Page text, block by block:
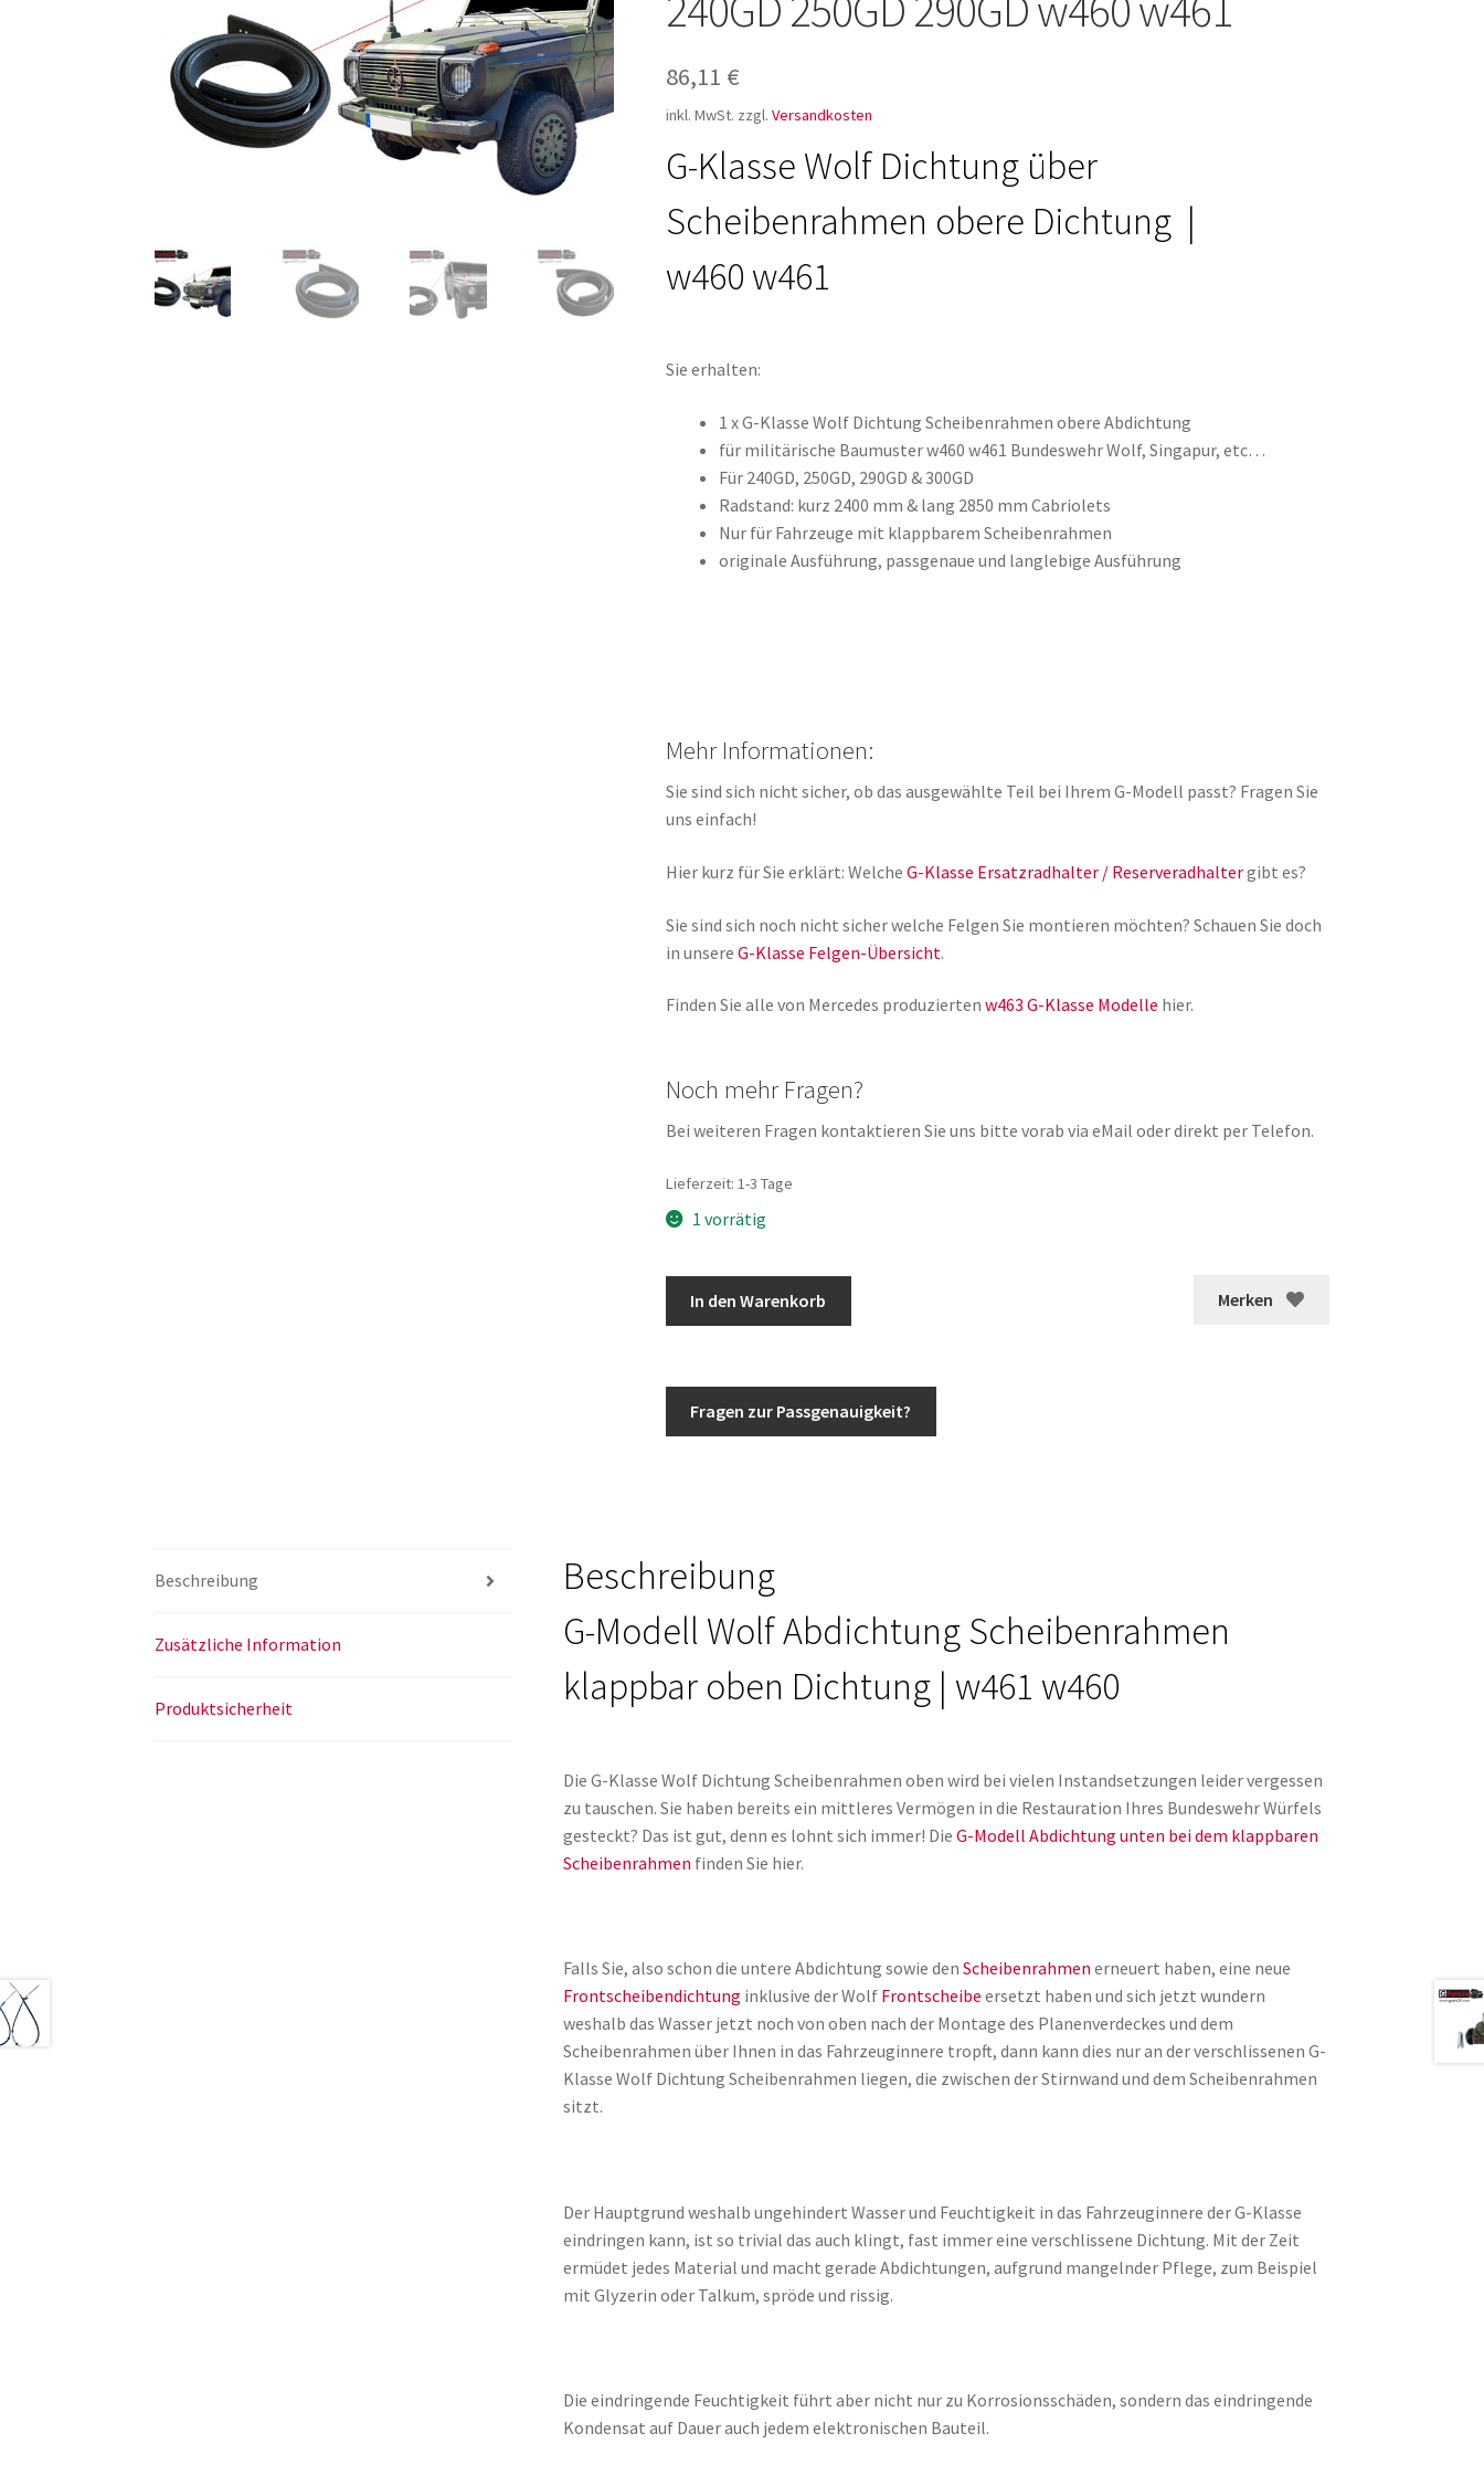
TOP-Seller: G-Klasse Trittbretter schwarz für den w463AGB – Allgemeine Geschäftsbedingungen
Impressum
86,11 €
inkl. MwSt. zzgl. Versandkosten
G-Klasse Wolf Dichtung über
Scheibenrahmen obere Dichtung |
w460 w461
Sie erhalten:
1 x G-Klasse Wolf Dichtung Scheibenrahmen obere Abdichtung
für militärische Baumuster w460 w461 Bundeswehr Wolf, Singapur, etc…
Für 240GD, 250GD, 290GD & 300GD
Radstand: kurz 2400 mm & lang 2850 mm Cabriolets
Nur für Fahrzeuge mit klappbarem Scheibenrahmen
originale Ausführung, passgenaue und langlebige Ausführung
Mehr Informationen:
Sie sind sich nicht sicher, ob das ausgewählte Teil bei Ihrem G-Modell passt? Fragen Sie
uns einfach!
Hier kurz für Sie erklärt: Welche G-Klasse Ersatzradhalter / Reserveradhaltergibt es?
Sie sind sich noch nicht sicher welche Felgen Sie montieren möchten? Schauen Sie doch
in unsere G-Klasse Felgen-Übersicht.
Finden Sie alle von Mercedes produzierten w463 G-Klasse Modelle hier.
Noch mehr Fragen?
Bei weiteren Fragen kontaktieren Sie uns bitte vorab via eMail oder direkt per Telefon.
Lieferzeit: 1-3 Tage
1 vorrätig
Merken
w460
w461
Menge
In den Warenkorb
Fragen zur Passgenauigkeit?
Beschreibung
Zusätzliche Information
Produktsicherheit
Beschreibung
G-Modell Wolf Abdichtung Scheibenrahmen
klappbar oben Dichtung | w461 w460
Die G-Klasse Wolf Dichtung Scheibenrahmen oben wird bei vielen Instandsetzungen leider vergessen
zu tauschen. Sie haben bereits ein mittleres Vermögen in die Restauration Ihres Bundeswehr Würfels
gesteckt? Das ist gut, denn es lohnt sich immer! DieG-Modell Abdichtung unten bei dem klappbaren
Scheibenrahmen finden Sie hier.
Falls Sie, also schon die untere Abdichtung sowie den Scheibenrahmen erneuert haben, eine neue
Frontscheibendichtung inklusive der Wolf Frontscheibe ersetzt haben und sich jetzt wundern
weshalb das Wasser jetzt noch von oben nach der Montage des Planenverdeckes und dem
Scheibenrahmen über Ihnen in das Fahrzeuginnere tropft, dann kann dies nur an der verschlissenen G-
Klasse Wolf Dichtung Scheibenrahmen liegen, die zwischen der Stirnwand und dem Scheibenrahmen
sitzt.
Der Hauptgrund weshalb ungehindert Wasser und Feuchtigkeit in das Fahrzeuginnere der G-Klasse
eindringen kann, ist so trivial das auch klingt, fast immer eine verschlissene Dichtung. Mit der Zeit
ermüdet jedes Material und macht gerade Abdichtungen, aufgrund mangelnder Pflege, zum Beispiel
mit Glyzerin oder Talkum, spröde und rissig.
Die eindringende Feuchtigkeit führt aber nicht nur zu Korrosionsschäden, sondern das eindringende
Kondensat auf Dauer auch jedem elektronischen Bauteil.